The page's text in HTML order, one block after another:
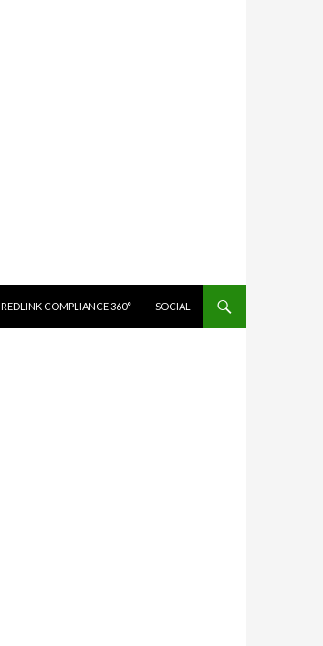
REDLINK COMPLIANCE 360° SOCIAL